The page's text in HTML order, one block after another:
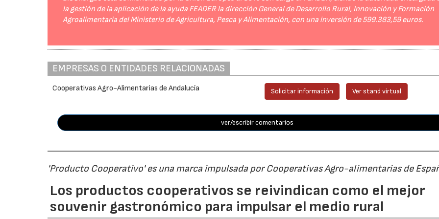
la gestión de la aplicación de la ayuda FEADER la dirección General de Desarrollo Rural, Innovación y Formación
Agroalimentaria del Ministerio de Agricultura, Pesca y Alimentación, con una inversión de 599.383,59 euros.
EMPRESAS O ENTIDADES RELACIONADAS
Cooperativas Agro-Alimentarias de Andalucía Solicitar información Ver stand virtual
ver/escribir comentarios
'Producto Cooperativo' es una marca impulsada por Cooperativas Agro-alimentarias de
Los productos cooperativos se reivindican como el mejor
souvenir gastronómico para impulsar el medio rural